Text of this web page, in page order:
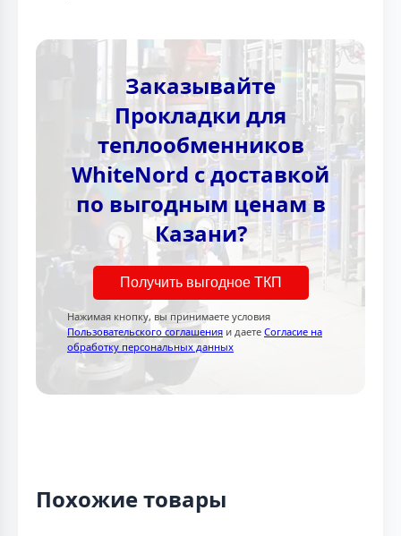
Заказывайте
Прокладки для
теплообменников
WhiteNord с доставкой
по выгодным ценам в
Казани?
Получить выгодное ТКП
Нажимая кнопку, вы принимаете условия
Пользовательского соглашения и даете Согласие на
обработку персональных данных
Похожие товары